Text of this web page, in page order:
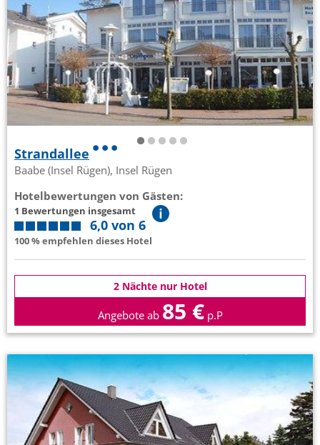
Strandallee
Baabe (Insel Rügen), Insel Rügen
Hotelbewertungen von Gästen:
1 Bewertungen insgesamt
6,0 von 6
100 % empfehlen dieses Hotel
2 Nächte nur Hotel
Angebote ab 85 € p.P